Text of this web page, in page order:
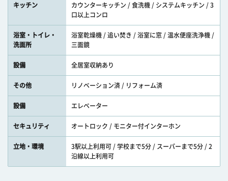
キッチン
カウンターキッチン / 食洗機 / システムキッチン / 3
口以上コンロ
浴室・トイレ・
洗面所
浴室乾燥機 / 追い焚き / 浴室に窓 / 温水便座洗浄機 /
三面鏡
設備 全居室収納あり
その他 リノベーション済 / リフォーム済
設備 エレベーター
セキュリティ オートロック / モニター付インターホン
立地・環境
3駅以上利用可 / 学校まで5分 / スーパーまで5分 / 2
沿線以上利用可